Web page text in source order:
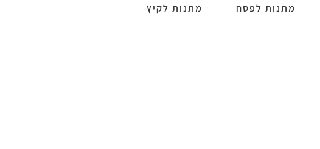
מתנות לפסח מתנות לקיץ